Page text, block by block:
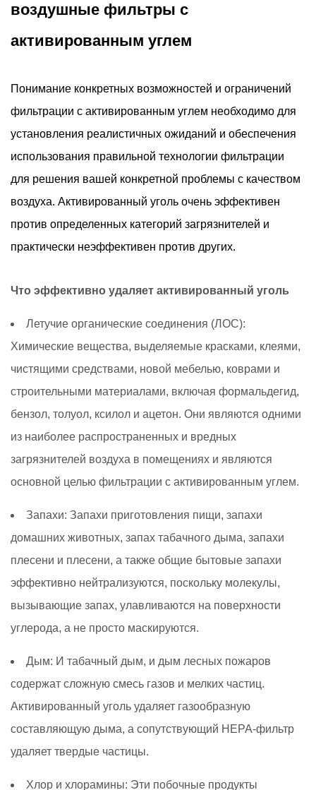
активированным
5
правильно
воздушный
фильтр
с
активированным
углем
вес
глубина
5.2
Пропитка
для
конкретных
Скорость
воздушного
потока
зона
покрытия
6
Техническое
и
как
фильтры
с
активированным
углем
воздушные фильтры с
активированным углем
Понимание конкретных возможностей и ограничений
фильтрации с активированным углем необходимо для
установления реалистичных ожиданий и обеспечения
использования правильной технологии фильтрации
для решения вашей конкретной проблемы с качеством
воздуха. Активированный уголь очень эффективен
против определенных категорий загрязнителей и
практически неэффективен против других.
Что эффективно удаляет активированный уголь
Летучие органические соединения (ЛОС):
Химические вещества, выделяемые красками, клеями,
чистящими средствами, новой мебелью, коврами и
строительными материалами, включая формальдегид,
бензол, толуол, ксилол и ацетон. Они являются одними
из наиболее распространенных и вредных
загрязнителей воздуха в помещениях и являются
основной целью фильтрации с активированным углем.
Запахи: Запахи приготовления пищи, запахи
домашних животных, запах табачного дыма, запахи
плесени и плесени, а также общие бытовые запахи
эффективно нейтрализуются, поскольку молекулы,
вызывающие запах, улавливаются на поверхности
углерода, а не просто маскируются.
Дым: И табачный дым, и дым лесных пожаров
содержат сложную смесь газов и мелких частиц.
Активированный уголь удаляет газообразную
составляющую дыма, а сопутствующий HEPA-фильтр
удаляет твердые частицы.
Хлор и хлорамины: Эти побочные продукты